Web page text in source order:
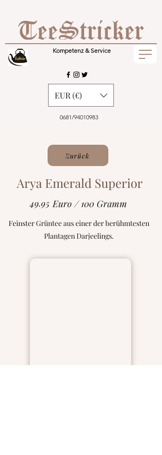
Kompetenz & Service
0681/94010983
EUR (€)
Zurück
Arya Emerald Superior
49.95 Euro / 100 Gramm
Feinster Grüntee aus einer der berühmtesten
Plantagen Darjeelings.